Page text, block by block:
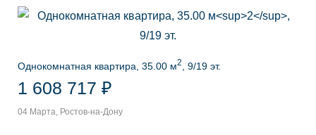
Однокомнатная квартира, 35.00 м2 , 9/19 эт.
1 608 717 ₽
04 Марта, Ростов-на-Дону